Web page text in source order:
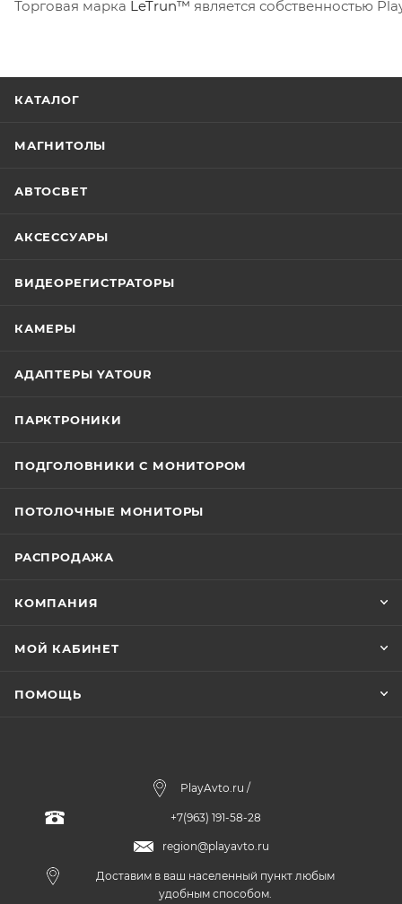
Торговая марка LeTrun™ является собственностью
КАТАЛОГ
МАГНИТОЛЫ
АВТОСВЕТ
АКСЕССУАРЫ
ВИДЕОРЕГИСТРАТОРЫ
КАМЕРЫ
АДАПТЕРЫ YATOUR
ПАРКТРОНИКИ
ПОДГОЛОВНИКИ С МОНИТОРОМ
ПОТОЛОЧНЫЕ МОНИТОРЫ
РАСПРОДАЖА
КОМПАНИЯ
МОЙ КАБИНЕТ
ПОМОЩЬ
PlayAvto.ru /
+7(963) 191-58-28
region@playavto.ru
Доставим в ваш населенный пункт любым
удобным способом.